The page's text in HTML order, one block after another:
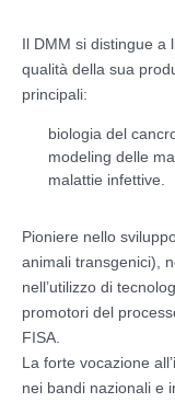
Il DMM si distingue a
qualità della sua
principali:
biologia del
modeling delle
malattie infettive.
Pioniere nello
animali transgenici),
nell’utilizzo di
promotori del
FISA.
La forte vocazione
nei bandi nazionali e